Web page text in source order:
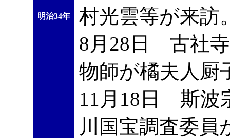
明治34年
村光雲等が来訪
8月28日 古社
物師が橘夫人厨
11月18日 斯波
川国宝調査委員